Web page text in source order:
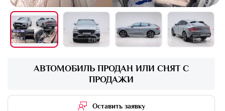
АВТОМОБИЛЬ ПРОДАН ИЛИ СНЯТ С
ПРОДАЖИ
Оставить заявку